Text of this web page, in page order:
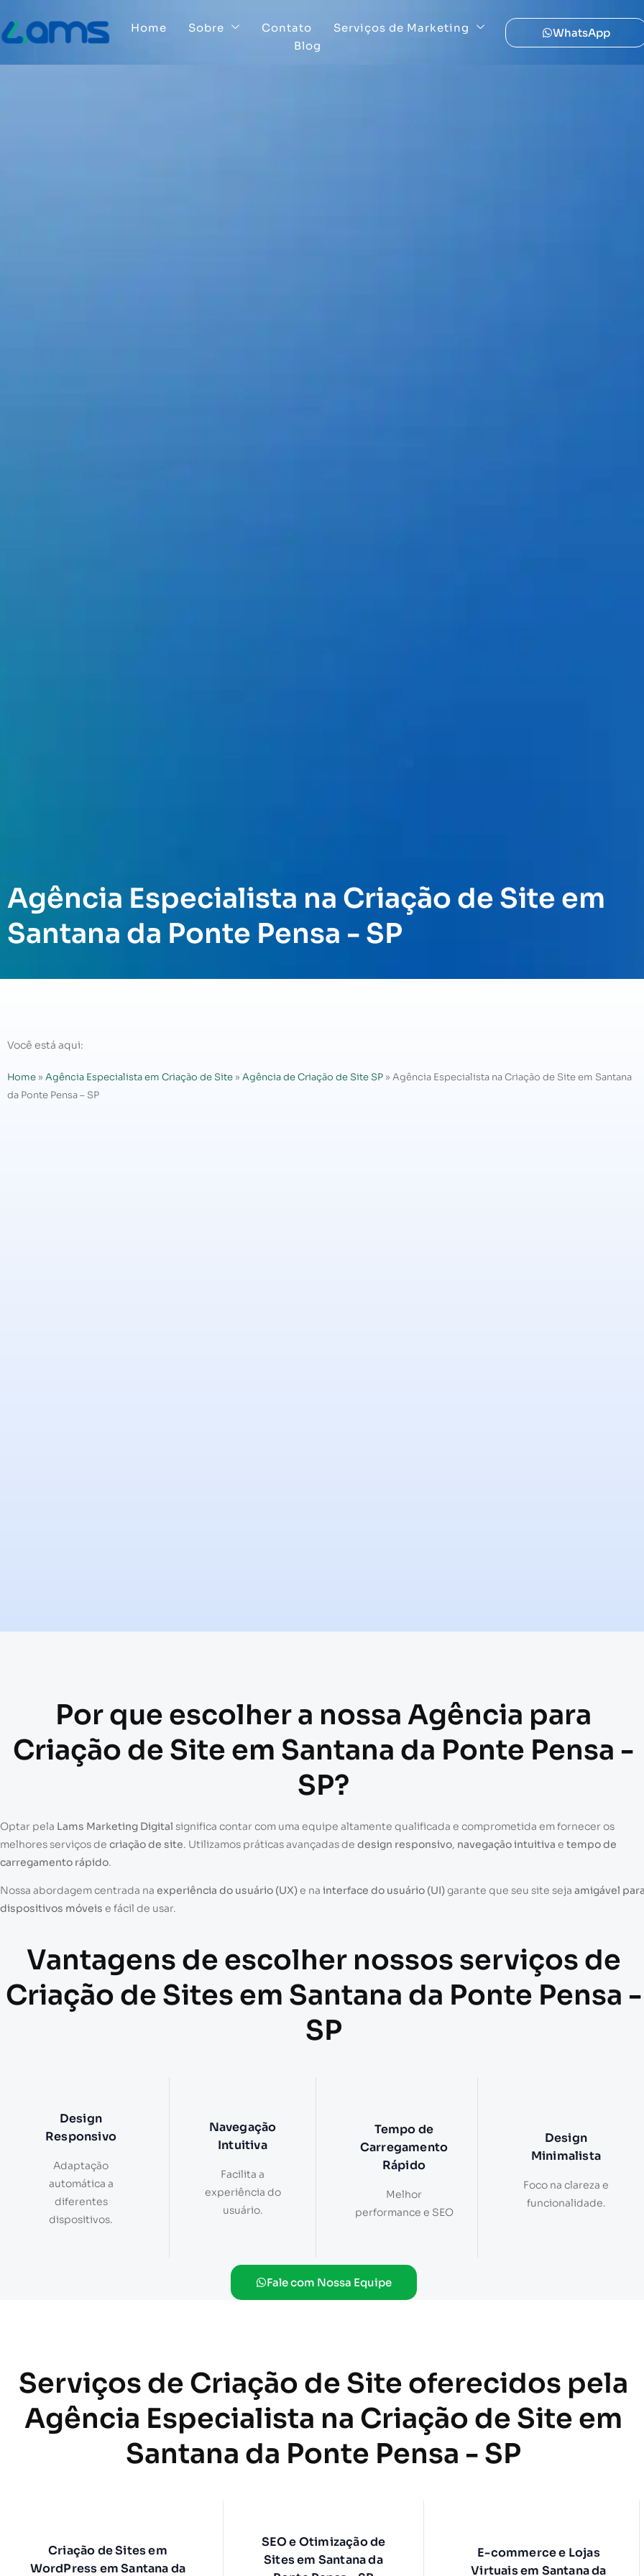
Home Sobre Contato
Serviços de Marketing
Blog
WhatsApp
Agência Especialista na Criação de Site em
Santana da Ponte Pensa - SP
Você está aqui:
Home » Agência Especialista em Criação de Site » Agência de Criação de Site SP » Agência Especialista na Criação de Site em Santana
da Ponte Pensa – SP
Por que escolher a nossa Agência para
Criação de Site em Santana da Ponte Pensa -
SP?
Optar pela Lams Marketing Digital significa contar com uma equipe altamente qualificada e comprometida em fornecer os
melhores serviços de criação de site. Utilizamos práticas avançadas de design responsivo, navegação intuitiva e tempo de
carregamento rápido.
Nossa abordagem centrada na experiência do usuário (UX)e na interface do usuário (UI)garante que seu site seja amigável
dispositivos móveis e fácil de usar.
Vantagens de escolher nossos serviços de
Criação de Sites em Santana da Ponte Pensa -
SP
Design
Responsivo
Adaptação
automática a
diferentes
dispositivos.
Navegação
Intuitiva
Facilita a
experiência do
usuário.
Tempo de
Carregamento
Rápido
Melhor
performance e SEO
Design
Minimalista
Foco na clareza e
funcionalidade.
Fale com Nossa Equipe
Serviços de Criação de Site oferecidos pela
Agência Especialista na Criação de Site em
Santana da Ponte Pensa - SP
Criação de Sites em
WordPress em Santana da
SEO e Otimização de
Sites em Santana da
E-commerce e Lojas
Virtuais em Santana da